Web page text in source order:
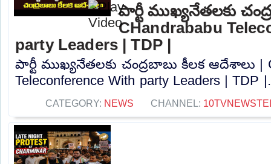
పార్టీ ముఖ్యనేతలకు
CHandrababu
party Leaders | TDP |
పార్టీ ముఖ్యనేతలకు చంద్రబాబు కీలక ఆదేశాలు |
Teleconference With party Leaders | TDP
CATEGORY: NEWS CHANNEL: